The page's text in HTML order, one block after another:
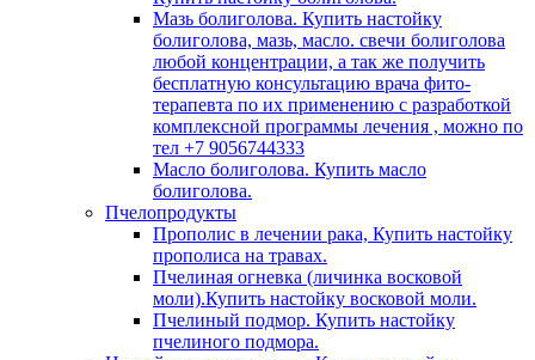
Мазь болиголова. Купить настойку
болиголова, мазь, масло. свечи болиголова
любой концентрации, а так же получить
бесплатную консультацию врача фито-
терапевта по их применению с разработкой
комплексной программы лечения , можно по
тел +7 9056744333
Масло болиголова. Купить масло
болиголова.
Пчелопродукты
Прополис в лечении рака, Купить настойку
прополиса на травах.
Пчелиная огневка (личинка восковой
моли).Купить настойку восковой моли.
Пчелиный подмор. Купить настойку
пчелиного подмора.